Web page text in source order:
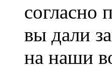
вы дали
на наши